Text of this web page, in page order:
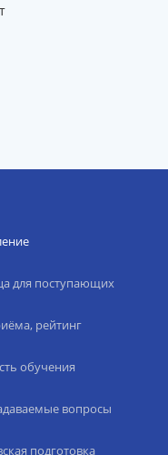
для поступающих
рейтинг
обучения
вопросы
подготовка